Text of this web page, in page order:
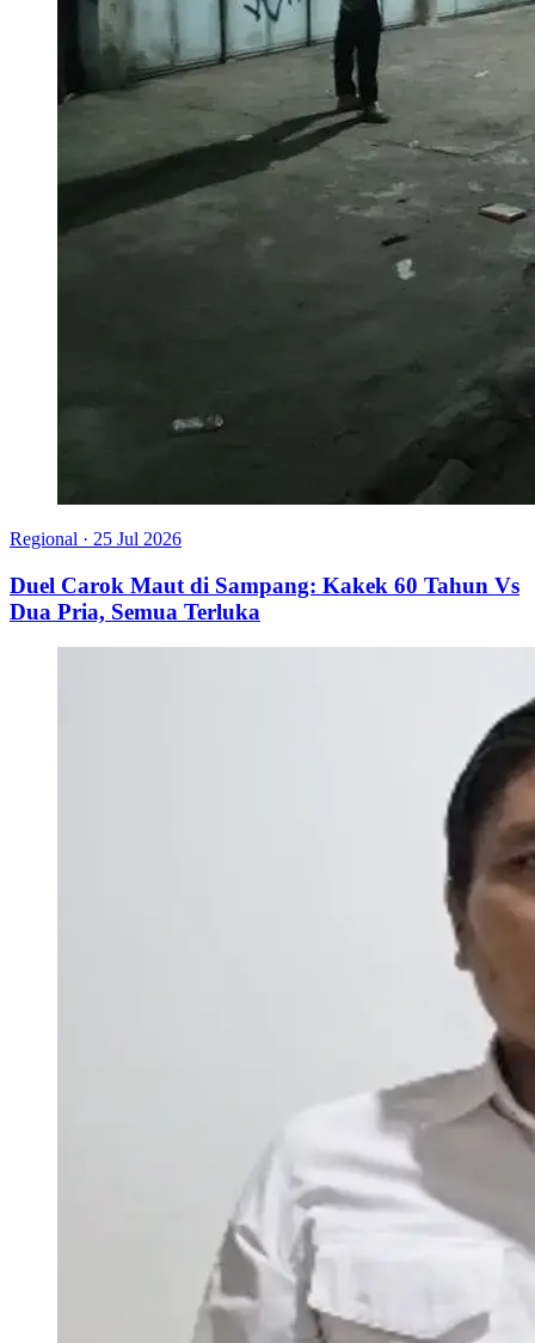
Regional · 25 Jul 2026
Duel Carok Maut di Sampang: Kakek 60 Tahun Vs
Dua Pria, Semua Terluka